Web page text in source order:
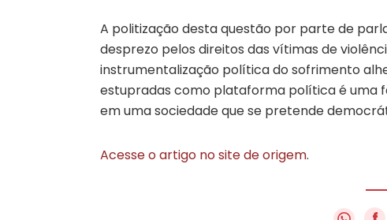
A politização desta questão por parte de
desprezo pelos direitos das vítimas de
instrumentalização política do sofrimento
estupradas como plataforma política é uma
em uma sociedade que se pretende
Acesse o artigo no site de origem.